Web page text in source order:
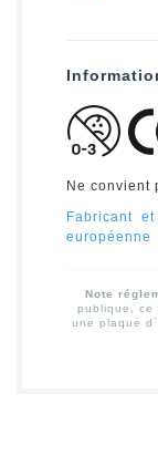
Ne convient
Fabricant
européenne
Note
publique, ce
une plaque